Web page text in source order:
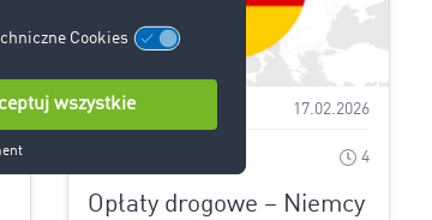
7
Prawo transportowe 17.02.2026
4
Opłaty drogowe – Niemcy